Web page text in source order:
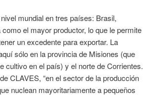
mundial en tres países: Brasil,
el mayor productor, lo que le permite
un excedente para exportar. La
sólo en la provincia de Misiones (que
cultivo en el país) y el norte de Corrientes.
CLAVES, “en el sector de la producción
nuclean mayoritariamente a pequeños